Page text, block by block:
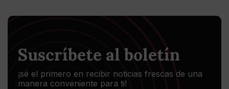
Suscríbete al boletín
¡sé el primero en recibir noticias frescas de una
manera conveniente para ti!